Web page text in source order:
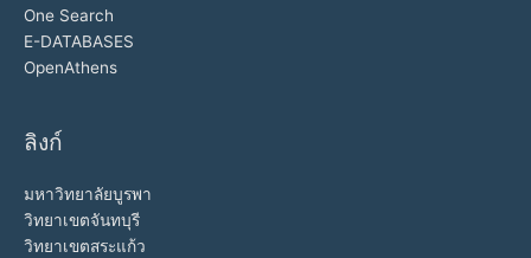
One Search
E-DATABASES
OpenAthens
ลิงก์
มหาวิทยาลัยบูรพา
วิทยาเขตจันทบุรี
วิทยาเขตสระแก้ว